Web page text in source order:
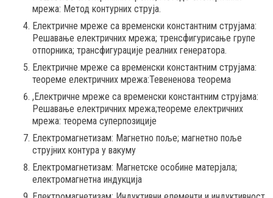
мрежа: Метод контурних струја.
Електричне мреже са временски константним струјама:
Решавање електричних мрежа; тренсфигурисање групе
отпорника; трансфигурације реалних генератора.
Електричне мреже са временски константним струјама:
теореме електричних мрежа:Тевененова теорема
,Електричне мреже са временски константним струјама:
Решавање електричних мрежа;теореме електричних
мрежа: теорема суперпозиције
Електромагнетизам: Магнетно поље; магнетно поље
струјних контура у вакуму
Електромагнетизам: Магнетске особине матерјала;
електромагнетна индукција